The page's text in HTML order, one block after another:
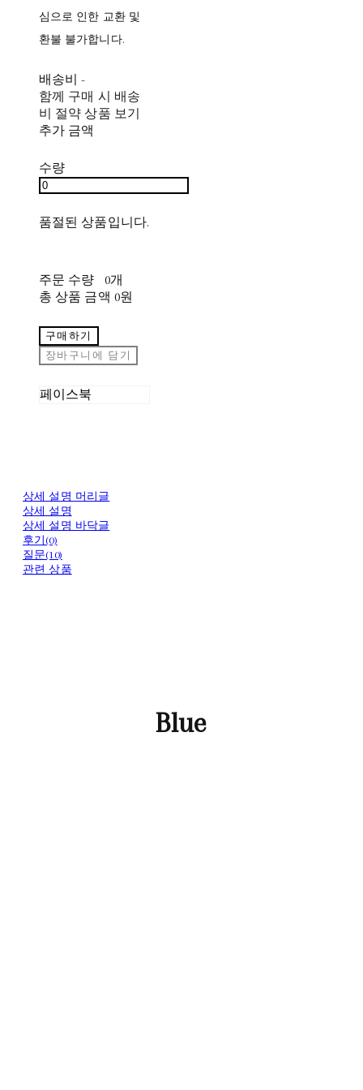
심으로 인한 교환 및
환불 불가합니다.
배송비-
함께 구매 시 배송
비 절약 상품 보기
추가 금액
수량
품절된 상품입니다.
주문 수량
0개
총 상품 금액 0원
구매하기
장바구니에 담기
페이스북
상세 설명 머리글
상세 설명
상세 설명 바닥글
후기(0)
질문(10)
관련 상품
Blue